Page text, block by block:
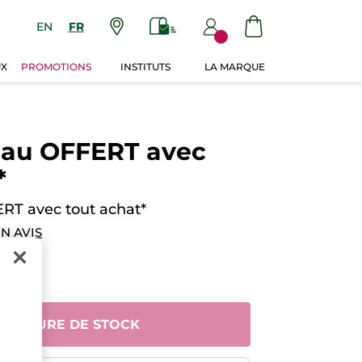
EN FR
PROMOTIONS INSTITUTS LA MARQUE
OFFERT avec
avec tout achat*
AVIS
RUPTURE DE STOCK